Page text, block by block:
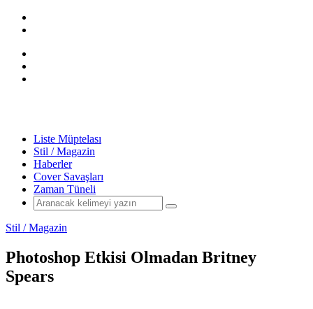
Liste Müptelası
Stil / Magazin
Haberler
Cover Savaşları
Zaman Tüneli
Stil / Magazin
Photoshop Etkisi Olmadan Britney
Spears